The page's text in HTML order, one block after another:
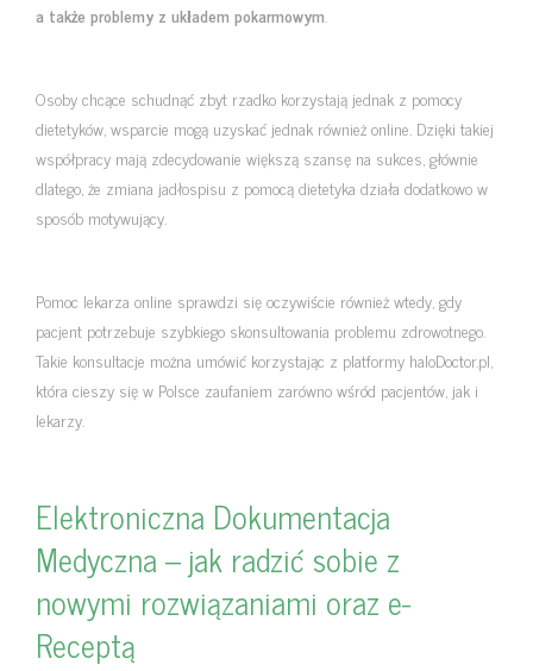
a także problemy z układem pokarmowym.
Osoby chcące schudnąć zbyt rzadko korzystają jednak z pomocy
dietetyków, wsparcie mogą uzyskać jednak również online. Dzięki takiej
współpracy mają zdecydowanie większą szansę na sukces, głównie
dlatego, że zmiana jadłospisu z pomocą dietetyka działa dodatkowo w
sposób motywujący.
Pomoc lekarza online sprawdzi się oczywiście również wtedy, gdy
pacjent potrzebuje szybkiego skonsultowania problemu zdrowotnego.
Takie konsultacje można umówić korzystając z platformy haloDoctor.pl,
która cieszy się w Polsce zaufaniem zarówno wśród pacjentów, jak i
lekarzy.
Elektroniczna Dokumentacja
Medyczna – jak radzić sobie z
nowymi rozwiązaniami oraz e-
Receptą